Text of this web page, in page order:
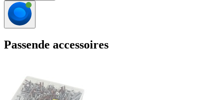
Passende accessoires